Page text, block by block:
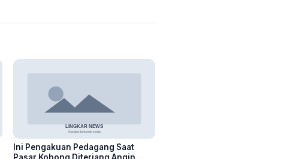
Ini Pengakuan Pedagang Saat